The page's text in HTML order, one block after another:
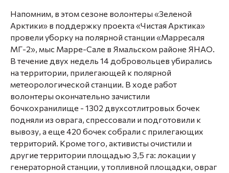
Напомним, в этом сезоне волонтеры «Зеленой
Арктики» в поддержку проекта «Чистая Арктика»
провели уборку на полярной станции «Марресаля
МГ-2», мыс Марре-Сале в Ямальском районе ЯНАО.
В течение двух недель 14 добровольцев убирались
на территории, прилегающей к полярной
метеорологической станции. В ходе работ
волонтеры окончательно зачистили
бочкохранилище - 1302 двухсотлитровых бочек
подняли из оврага, спрессовали и подготовили к
вывозу, а еще 420 бочек собрали с прилегающих
территорий. Кроме того, активисты очистили и
другие территории площадью 3,5 га: локации у
генераторной станции, у топливной площадки, овраг